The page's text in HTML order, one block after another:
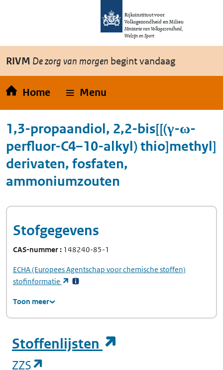
Overslaan en naar de inhoud gaan
Rijksinstituut voor
Volksgezondheid en Milieu
Ministerie van Volksgezondheid,
Welzijn en Sport
RIVM De zorg van morgen begint vandaag
Home Menu
1,3-propaandiol, 2,2-bis[[(γ-ω-
perfluor-C4–10-alkyl) thio]methyl]
derivaten, fosfaten,
ammoniumzouten
Stofgegevens
CAS-nummer 148240-85-1
ECHA(Europees Agentschap voor chemische stoffen)
stofinformatie
(opent in een nieuw tabblad)
Toon meer
Stoffenlijsten
ZZS